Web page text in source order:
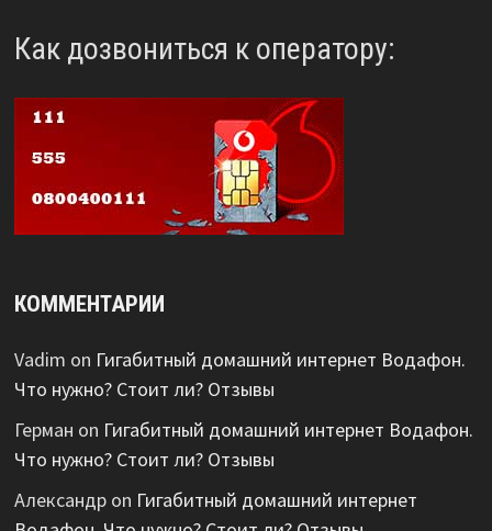
Как дозвониться к оператору:
КОММЕНТАРИИ
Vadim on Гигабитный домашний интернет Водафон.
Что нужно? Стоит ли? Отзывы
Герман on Гигабитный домашний интернет Водафон.
Что нужно? Стоит ли? Отзывы
Александрon Гигабитный домашний интернет